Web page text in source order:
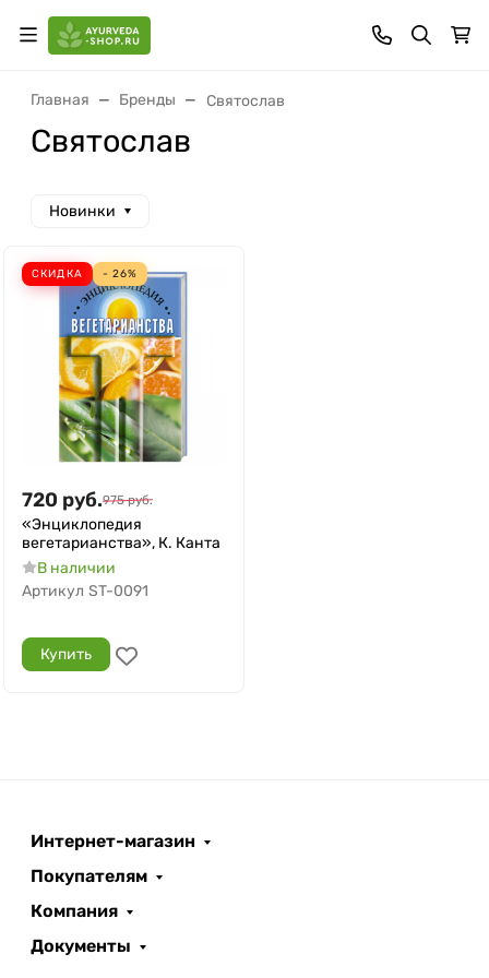
Главная Бренды Святослав
Святослав
Новинки
СКИДКА - 26%
720 руб.975 руб.
«Энциклопедия
вегетарианства», К. Канта
В наличии
Артикул ST-0091
Купить
Интернет-магазин
Покупателям
Компания
Документы